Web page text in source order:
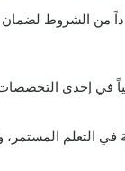
من الشروط لضمان
في إحدى
في التعلم